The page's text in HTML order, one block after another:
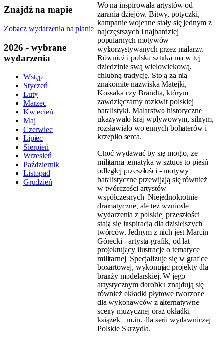
Znajdź na mapie
Zobacz wydarzenia na planie
2026 - wybrane
wydarzenia
Wstęp
Styczeń
Luty
Marzec
Kwiecień
Maj
Czerwiec
Lipiec
Sierpień
Wrzesień
Październik
Listopad
Grudzień
Wojna inspirowała artystów od
zarania dziejów. Bitwy, potyczki,
kampanie wojenne stały się jednym z
najczęstszych i najbardziej
popularnych motywów
wykorzystywanych przez malarzy.
Również i polska sztuka ma w tej
dziedzinie swą wielowiekową,
chlubną tradycję. Stoją za nią
znakomite nazwiska Matejki,
Kossaka czy Brandta, którym
zawdzięczamy rozkwit polskiej
batalistyki. Malarstwo historyczne
ukazywało kraj wpływowym, silnym,
rozsławiało wojennych bohaterów i
krzepiło serca.
Choć wydawać by się mogło, że
militarna tematyka w sztuce to pieśń
odległej przeszłości - motywy
batalistyczne przewijają się również
w twórczości artystów
współczesnych. Niejednokrotnie
dramatyczne, ale też wzniosłe
wydarzenia z polskiej przeszłości
stają się inspiracją dla dzisiejszych
twórców. Jednym z nich jest Marcin
Górecki - artysta-grafik, od lat
projektujący ilustracje o tematyce
militarnej. Specjalizuje się w grafice
boxartowej, wykonując projekty dla
branży modelarskiej. W jego
artystycznym dorobku znajdują się
również okładki płytowe tworzone
dla wykonawców z alternatywnej
sceny muzycznej oraz okładki
książek - m.in. dla serii wydawniczej
Polskie Skrzydła.